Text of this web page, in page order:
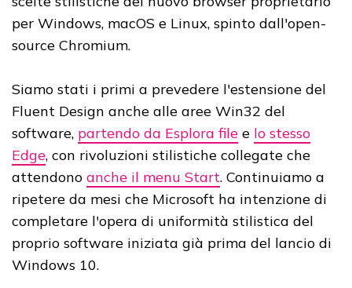
per Windows, macOS e Linux, spinto dall'open-
source Chromium.
Siamo stati i primi a prevedere l'estensione del
Fluent Design anche alle aree Win32 del
software, partendo da Esplora file e lo stesso
Edge, con rivoluzioni stilistiche collegate che
attendono anche il menu Start. Continuiamo a
ripetere da mesi che Microsoft ha intenzione di
completare l'opera di uniformità stilistica del
proprio software iniziata già prima del lancio di
Windows 10.